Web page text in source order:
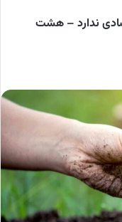
ندارد – هشت